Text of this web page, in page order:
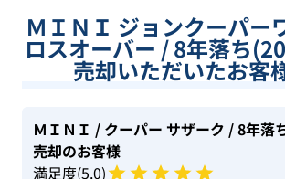
ＭＩＮＩ ジョンクーパー
ロスオーバー / 8年落ち
売却いただいたお客
ＭＩＮＩ / クーパー サザーク / 8年落
売却のお客様
満足度(5.0)